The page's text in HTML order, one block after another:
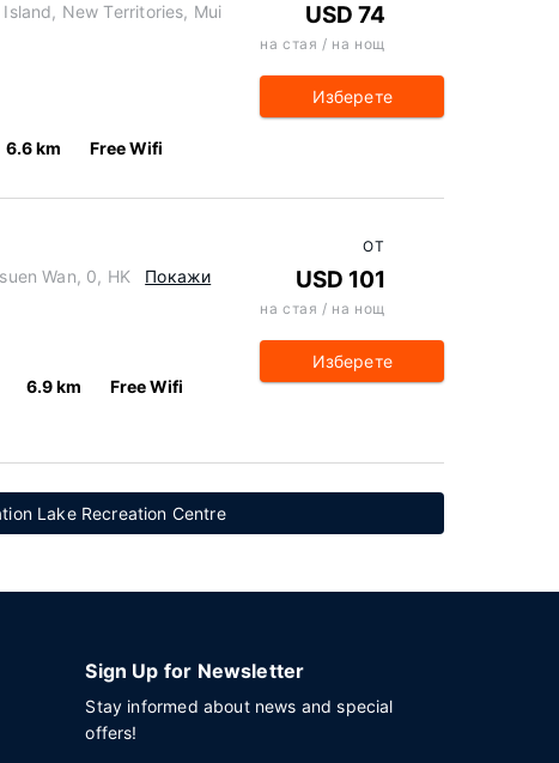
New Territories, Mui
6.6 km Free Wifi
USD 74
на стая / на нощ
Изберете
Wan, 0, HK
Покажи
6.9 km Free Wifi
ОТ
USD 101
на стая / на нощ
Изберете
Lake Recreation Centre
Sign Up for Newsletter
Stay informed about news and special
offers!